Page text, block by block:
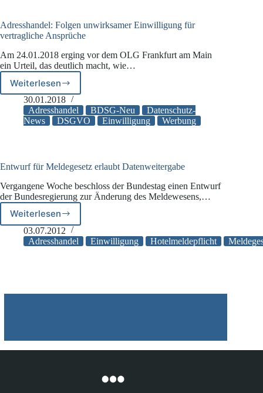
Adresshandel: Folgen unwirksamer Einwilligung für
vertragliche Ansprüche
Am 24.01.2018 erging vor dem OLG Frankfurt am Main
ein Urteil, das deutlich macht, wie…
WeiterlesenAdresshandel:
Folgen
unwirksamer
Einwilligung
30.01.2018
Adresshandel
BDSG-Neu
Datenschutz-
News
DSGVO Einwilligung Werbung
Entwurf für Meldegesetz erlaubt Datenweitergabe
Vergangene Woche beschloss der Bundestag einen Entwurf
der Bundesregierung zur Änderung des Meldewesens,…
Weiterlesen
Entwurf
für
Meldegesetz
03.07.2012
Adresshandel
Einwilligung Hotelmeldepflicht